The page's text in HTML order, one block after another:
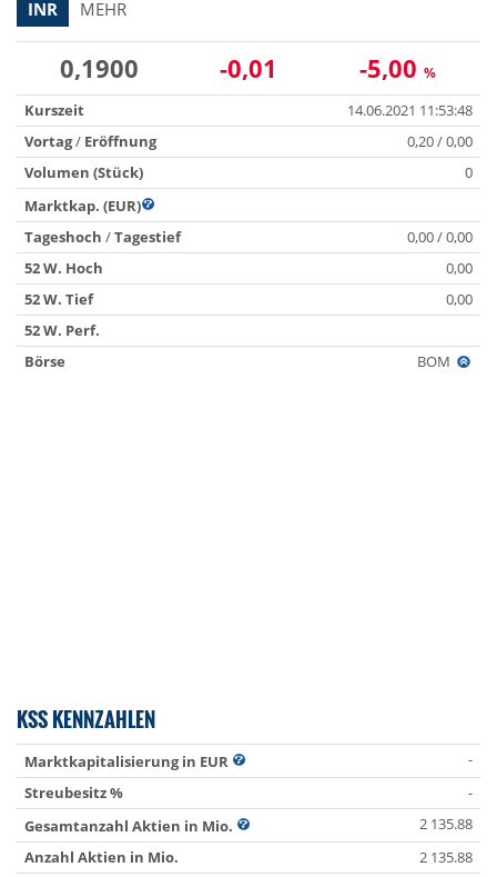
INR MEHR
0,1900 -0,01 -5,00 %
Kurszeit
14.06.2021 11:53:48
Vortag/ Eröffnung
0,20 / 0,00
Volumen (Stück)
0
Marktkap. (EUR)
Tageshoch /Tagestief
0,00 / 0,00
52 W. Hoch
0,00
52 W. Tief
0,00
52 W. Perf.
Börse
BOM
KSS KENNZAHLEN
Marktkapitalisierung in EUR
-
Streubesitz %
-
Gesamtanzahl Aktien in Mio.
2 135.88
Anzahl Aktien in Mio.
2 135.88